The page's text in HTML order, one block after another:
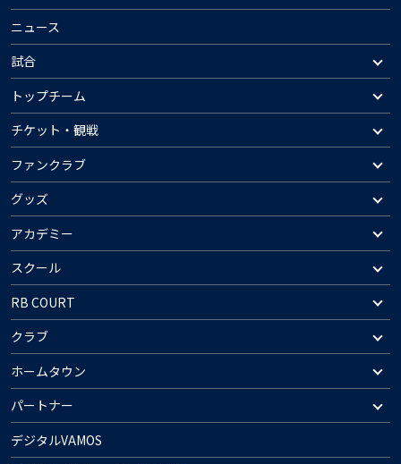
ニュース
試合
トップチーム
チケット・観戦
ファンクラブ
グッズ
アカデミー
スクール
RB COURT
クラブ
ホームタウン
パートナー
デジタルVAMOS